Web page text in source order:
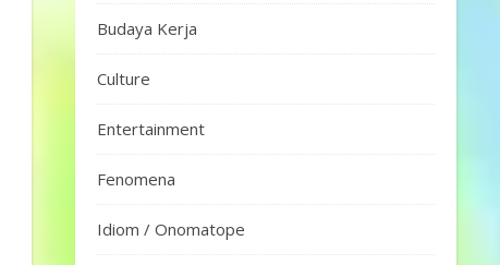
Budaya Kerja
Culture
Entertainment
Fenomena
Idiom / Onomatope